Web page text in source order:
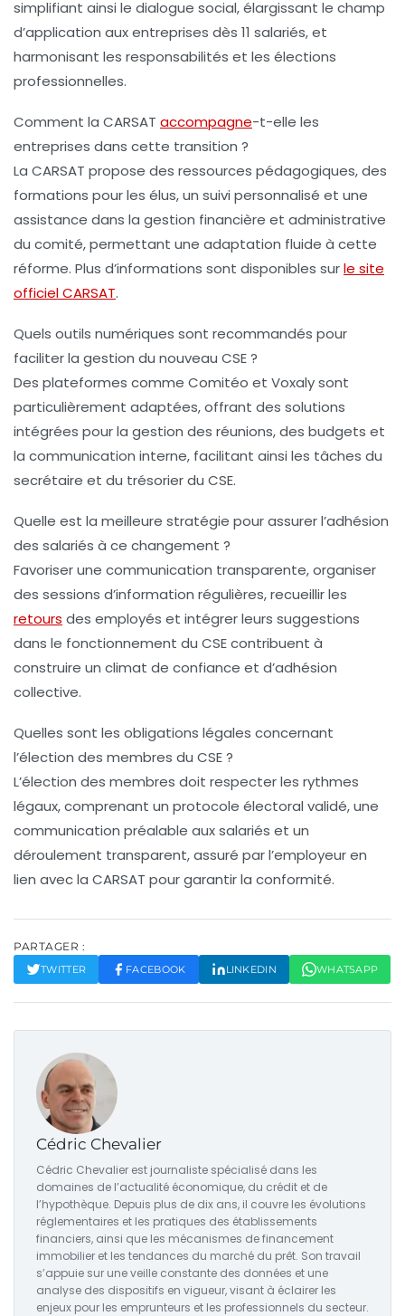
simplifiant ainsi le dialogue social, élargissant le champ
d’application aux entreprises dès 11 salariés, et
harmonisant les responsabilités et les élections
professionnelles.
Comment la CARSAT accompagne-t-elle les
entreprises dans cette transition ?
La CARSAT propose des ressources pédagogiques, des
formations pour les élus, un suivi personnalisé et une
assistance dans la gestion financière et administrative
du comité, permettant une adaptation fluide à cette
réforme. Plus d’informations sont disponibles surle site
officiel CARSAT.
Quels outils numériques sont recommandés pour
faciliter la gestion du nouveau CSE ?
Des plateformes comme Comitéo et Voxaly sont
particulièrement adaptées, offrant des solutions
intégrées pour la gestion des réunions, des budgets et
la communication interne, facilitant ainsi les tâches du
secrétaire et du trésorier du CSE.
Quelle est la meilleure stratégie pour assurer l’adhésion
des salariés à ce changement ?
Favoriser une communication transparente, organiser
des sessions d’information régulières, recueillir les
retours des employés et intégrer leurs suggestions
dans le fonctionnement du CSE contribuent à
construire un climat de confiance et d’adhésion
collective.
Quelles sont les obligations légales concernant
l’élection des membres du CSE ?
L’élection des membres doit respecter les rythmes
légaux, comprenant un protocole électoral validé, une
communication préalable aux salariés et un
déroulement transparent, assuré par l’employeur en
lien avec la CARSAT pour garantir la conformité.
PARTAGER :
TWITTER FACEBOOK LINKEDIN WHATSAPP
Cédric Chevalier
Cédric Chevalier est journaliste spécialisé dans les
domaines de l’actualité économique, du crédit et de
l’hypothèque. Depuis plus de dix ans, il couvre les évolutions
réglementaires et les pratiques des établissements
financiers, ainsi que les mécanismes de financement
immobilier et les tendances du marché du prêt. Son travail
s’appuie sur une veille constante des données et une
analyse des dispositifs en vigueur, visant à éclairer les
enjeux pour les emprunteurs et les professionnels du secteur.